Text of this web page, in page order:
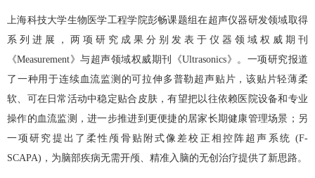
上海科技大学生物医学工程学院彭畅课题组在超声仪器研发领域取得
系列进展，两项研究成果分别发表于仪器领域权威期刊
《Measurement》与超声领域权威期刊《Ultrasonics》。一项研究报道
了一种用于连续血流监测的可拉伸多普勒超声贴片，该贴片轻薄柔
软、可在日常活动中稳定贴合皮肤，有望把以往依赖医院设备和专业
操作的血流监测，进一步推进到更便捷的居家长期健康管理场景；另
一项研究提出了柔性颅骨贴附式像差校正相控阵超声系统 (F-
SCAPA) ，为脑部疾病无需开颅、精准入脑的无创治疗提供了新思路。